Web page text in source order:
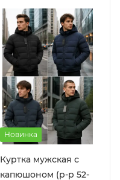
Новинка
Куртка мужская с
капюшоном (р-р 52-